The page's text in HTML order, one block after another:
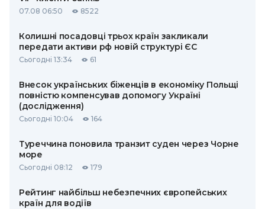
07.08 06:50 8522
Колишні посадовці трьох країн закликали
передати активи рф новій структурі ЄС
Сьогодні 13:34 61
Внесок українських біженців в економіку Польщі
повністю компенсував допомогу Україні
(дослідження)
Сьогодні 10:04 164
Туреччина поновила транзит суден через Чорне
море
Сьогодні 08:12 179
Рейтинг найбільш небезпечних європейських
країн для водіїв